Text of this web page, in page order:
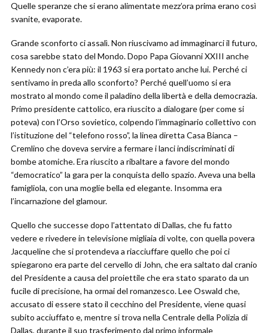
Quelle speranze che si erano alimentate mezz’ora prima erano così
svanite, evaporate.
Grande sconforto ci assalì. Non riuscivamo ad immaginarci il futuro,
cosa sarebbe stato del Mondo. Dopo Papa Giovanni XXIII anche
Kennedy non c’era più: il 1963 si era portato anche lui. Perché ci
sentivamo in preda allo sconforto? Perché quell’uomo si era
mostrato al mondo come il paladino della libertà e della democrazia.
Primo presidente cattolico, era riuscito a dialogare (per come si
poteva) con l’Orso sovietico, colpendo l’immaginario collettivo con
l’istituzione del “telefono rosso”, la linea diretta Casa Bianca –
Cremlino che doveva servire a fermare i lanci indiscriminati di
bombe atomiche. Era riuscito a ribaltare a favore del mondo
“democratico” la gara per la conquista dello spazio. Aveva una bella
famigliola, con una moglie bella ed elegante. Insomma era
l’incarnazione del glamour.
Quello che successe dopo l’attentato di Dallas, che fu fatto
vedere e rivedere in televisione migliaia di volte, con quella povera
Jacqueline che si protendeva a riacciuffare quello che poi ci
spiegarono era parte del cervello di John, che era saltato dal cranio
del Presidente a causa del proiettile che era stato sparato da un
fucile di precisione, ha ormai del romanzesco. Lee Oswald che,
accusato di essere stato il cecchino del Presidente, viene quasi
subito acciuffato e, mentre si trova nella Centrale della Polizia di
Dallas, durante il suo trasferimento dal primo informale